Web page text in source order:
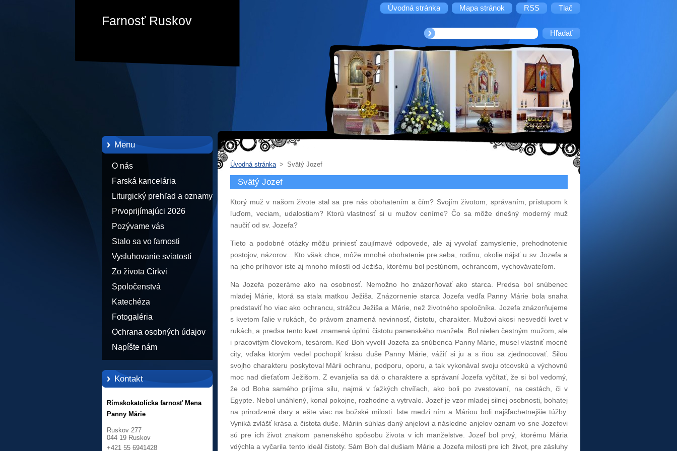
Úvodná stránka Mapa stránok RSS Tlač
Farnosť Ruskov
Menu
O nás
Farská kancelária
Liturgický prehľad a oznamy
Prvoprijímajúci 2026
Pozývame vás
Stalo sa vo farnosti
Vysluhovanie sviatostí
Zo života Cirkvi
Spoločenstvá
Katechéza
Fotogaléria
Ochrana osobných údajov
Napíšte nám
Kontakt
Rímskokatolícka farnosť Mena
Panny Márie
Ruskov 277
044 19 Ruskov
+421 55 6941428
Úvodná stránka > Svätý Jozef
Svätý Jozef
Ktorý muž v našom živote stal sa pre nás obohatením a čím? Svojím životom, správaním, prístupom k
ľuďom, veciam, udalostiam? Ktorú vlastnosť si u mužov ceníme? Čo sa môže dnešný moderný muž
naučiť od sv. Jozefa?
Tieto a podobné otázky môžu priniesť zaujímavé odpovede, ale aj vyvolať zamyslenie, prehodnotenie
postojov, názorov... Kto však chce, môže mnohé obohatenie pre seba, rodinu, okolie nájsť u sv. Jozefa a
na jeho príhovor iste aj mnoho milostí od Ježiša, ktorému bol pestúnom, ochrancom, vychovávateľom.
Na Jozefa pozeráme ako na osobnosť. Nemožno ho znázorňovať ako starca. Predsa bol snúbenec
mladej Márie, ktorá sa stala matkou Ježiša. Znázornenie starca Jozefa vedľa Panny Márie bola snaha
predstaviť ho viac ako ochrancu, strážcu Ježiša a Márie, než životného spoločníka. Jozefa znázorňujeme
s kvetom ľalie v rukách, čo právom znamená nevinnosť, čistotu, charakter. Mužovi akosi nesvedčí kvet v
rukách, a predsa tento kvet znamená úplnú čistotu panenského manžela. Bol nielen čestným mužom, ale
i pracovitým človekom, tesárom. Keď Boh vyvolil Jozefa za snúbenca Panny Márie, musel vlastniť mocné
city, vďaka ktorým vedel pochopiť krásu duše Panny Márie, vážiť si ju a s ňou sa zjednocovať. Silou
svojho charakteru poskytoval Márii ochranu, podporu, oporu, a tak vykonával svoju otcovskú a výchovnú
moc nad dieťaťom Ježišom. Z evanjelia sa dá o charaktere a správaní Jozefa vyčítať, že si bol vedomý,
že od Boha samého prijíma silu, najmä v ťažkých chvíľach, ako boli po zvestovaní, na cestách, či v
Egypte. Nebol unáhlený, konal pokojne, rozhodne a vytrvalo. Jozef je vzor mladej silnej osobnosti, bohatej
na prirodzené dary a ešte viac na božské milosti. Iste medzi ním a Máriou boli najšľachetnejšie túžby.
Vyniká zvlášť krása a čistota duše. Máriin súhlas daný anjelovi a následne anjelov oznam vo sne Jozefovi
sú pre ich život znakom panenského spôsobu života v ich manželstve. Jozef bol prvý, ktorému Mária
vdýchla a vyčarila tento ideál čistoty. Sám Boh dal dušiam Márie a Jozefa milosti pre ich život, pre zásluhy